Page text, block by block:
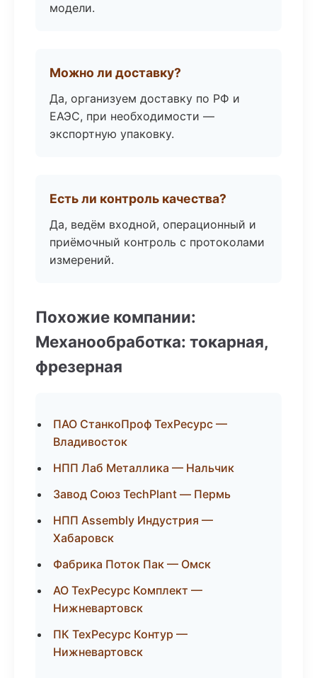
модели.
Можно ли доставку?
Да, организуем доставку по РФ и
ЕАЭС, при необходимости —
экспортную упаковку.
Есть ли контроль качества?
Да, ведём входной, операционный и
приёмочный контроль с протоколами
измерений.
Похожие компании:
Механообработка: токарная,
фрезерная
ПАО СтанкоПроф ТехРесурс —
Владивосток
НПП Лаб Металлика — Нальчик
Завод Союз TechPlant — Пермь
НПП Assembly Индустрия —
Хабаровск
Фабрика Поток Пак — Омск
АО ТехРесурс Комплект —
Нижневартовск
ПК ТехРесурс Контур —
Нижневартовск